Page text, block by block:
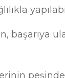
başarıya